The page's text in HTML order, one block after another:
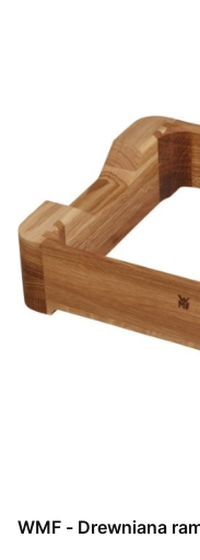
WMF - Drewniana